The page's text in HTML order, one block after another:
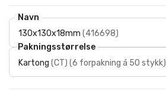
Navn
130x130x18mm (416698)
Pakningsstørrelse
Kartong (CT) (6 forpakning á 50 stykk)